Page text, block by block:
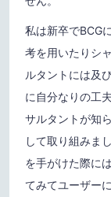
私は新卒でBCG
考を用いたりシ
ルタントには及
に自分なりの工
サルタントが知
して取り組みま
を手がけた際に
てみてユーザー